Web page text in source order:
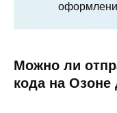
Можно ли
кода на Озоне